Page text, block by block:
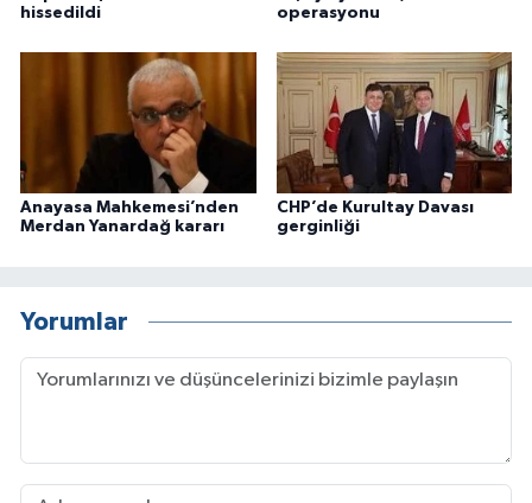
hissedildi
operasyonu
Anayasa Mahkemesi’nden
Merdan Yanardağ kararı
CHP’de Kurultay Davası
gerginliği
Yorumlar